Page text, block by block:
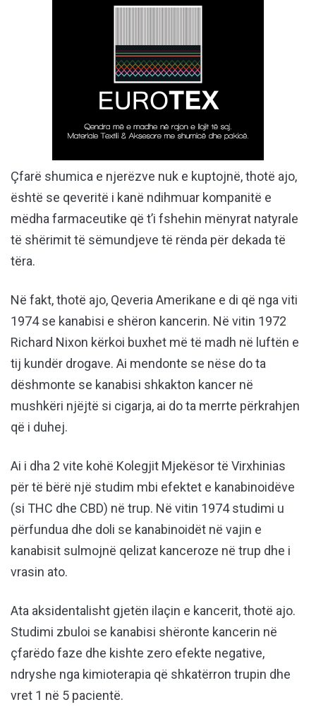
Çfarë shumica e njerëzve nuk e kuptojnë, thotë ajo,
është se qeveritë i kanë ndihmuar kompanitë e
mëdha farmaceutike që t’i fshehin mënyrat natyrale
të shërimit të sëmundjeve të rënda për dekada të
tëra.
Në fakt, thotë ajo, Qeveria Amerikane e di që nga viti
1974 se kanabisi e shëron kancerin. Në vitin 1972
Richard Nixon kërkoi buxhet më të madh në luftën e
tij kundër drogave. Ai mendonte se nëse do ta
dëshmonte se kanabisi shkakton kancer në
mushkëri njëjtë si cigarja, ai do ta merrte përkrahjen
që i duhej.
Ai i dha 2 vite kohë Kolegjit Mjekësor të Virxhinias
për të bërë një studim mbi efektet e kanabinoidëve
(si THC dhe CBD) në trup. Në vitin 1974 studimi u
përfundua dhe doli se kanabinoidët në vajin e
kanabisit sulmojnë qelizat kanceroze në trup dhe i
vrasin ato.
Ata aksidentalisht gjetën ilaçin e kancerit, thotë ajo.
Studimi zbuloi se kanabisi shëronte kancerin në
çfarëdo faze dhe kishte zero efekte negative,
ndryshe nga kimioterapia që shkatërron trupin dhe
vret 1 në 5 pacientë.